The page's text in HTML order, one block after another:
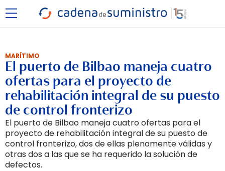
MARÍTIMO
El puerto de Bilbao maneja cuatro
ofertas para el proyecto de
rehabilitación integral de su puesto
de control fronterizo
El puerto de Bilbao maneja cuatro ofertas para el
proyecto de rehabilitación integral de su puesto de
control fronterizo, dos de ellas plenamente válidas y
otras dos a las que se ha requerido la solución de
defectos.